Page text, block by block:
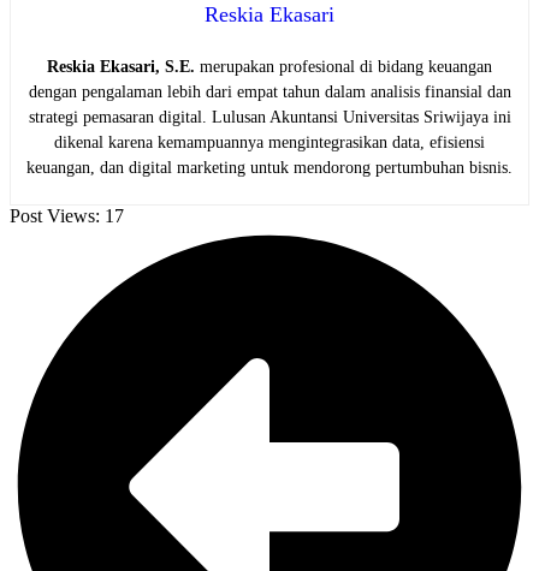
Reskia Ekasari
Reskia Ekasari, S.E. merupakan profesional di bidang keuangan
dengan pengalaman lebih dari empat tahun dalam analisis finansial dan
strategi pemasaran digital. Lulusan Akuntansi Universitas Sriwijaya ini
dikenal karena kemampuannya mengintegrasikan data, efisiensi
keuangan, dan digital marketing untuk mendorong pertumbuhan bisnis.
Post Views: 17